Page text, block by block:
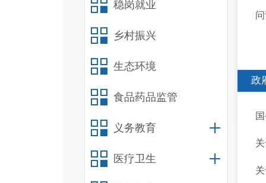
稳岗就业
乡村振兴
生态环境
食品药品监管
义务教育
医疗卫生
政